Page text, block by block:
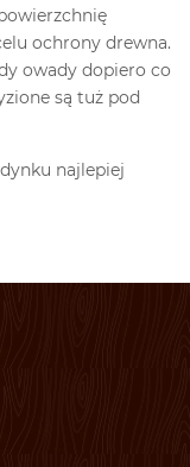
ochrony drewna.
owady dopiero co
są tuż pod
najlepiej